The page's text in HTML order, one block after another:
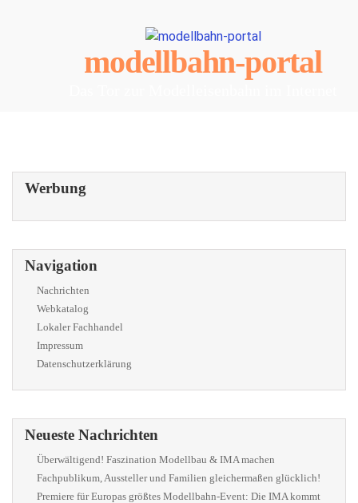
modellbahn-portal
Werbung
Navigation
Nachrichten
Webkatalog
Lokaler Fachhandel
Impressum
Datenschutzerklärung
Neueste Nachrichten
Überwältigend! Faszination Modellbau & IMA machen
Fachpublikum, Aussteller und Familien gleichermaßen glücklich!
Premiere für Europas größtes Modellbahn-Event: Die IMA kommt